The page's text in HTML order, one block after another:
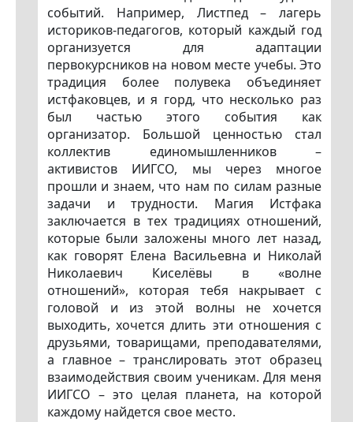
событий. Например, Листпед – лагерь
историков-педагогов, который каждый год
организуется для адаптации
первокурсников на новом месте учебы. Это
традиция более полувека объединяет
истфаковцев, и я горд, что несколько раз
был частью этого события как
организатор. Большой ценностью стал
коллектив единомышленников –
активистов ИИГСО, мы через многое
прошли и знаем, что нам по силам разные
задачи и трудности. Магия Истфака
заключается в тех традициях отношений,
которые были заложены много лет назад,
как говорят Елена Васильевна и Николай
Николаевич Киселёвы в «волне
отношений», которая тебя накрывает с
головой и из этой волны не хочется
выходить, хочется длить эти отношения с
друзьями, товарищами, преподавателями,
а главное – транслировать этот образец
взаимодействия своим ученикам. Для меня
ИИГСО – это целая планета, на которой
каждому найдется свое место.